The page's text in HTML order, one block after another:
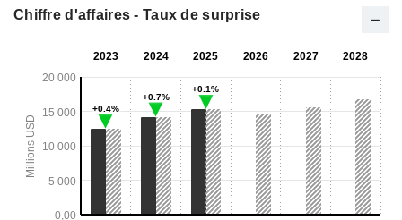
Chiffre d'affaires - Taux de surprise